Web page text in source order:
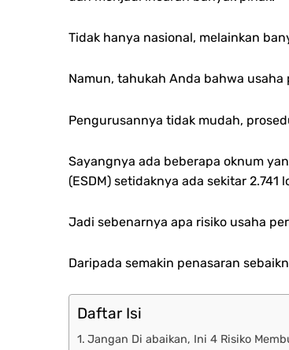
Tidak hanya nasional, melainkan
Namun, tahukah Anda bahwa
Pengurusannya tidak mudah,
Sayangnya ada beberapa oknum
(ESDM) setidaknya ada sekitar
Jadi sebenarnya apa risiko usaha
Daripada semakin penasaran
Daftar Isi
Jangan Di abaikan, Ini 4 Risiko